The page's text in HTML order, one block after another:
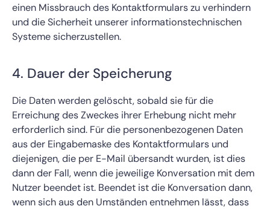
einen Missbrauch des Kontaktformulars zu verhindern
und die Sicherheit unserer informationstechnischen
Systeme sicherzustellen.
4. Dauer der Speicherung
Die Daten werden gelöscht, sobald sie für die
Erreichung des Zweckes ihrer Erhebung nicht mehr
erforderlich sind. Für die personenbezogenen Daten
aus der Eingabemaske des Kontaktformulars und
diejenigen, die per E-Mail übersandt wurden, ist dies
dann der Fall, wenn die jeweilige Konversation mit dem
Nutzer beendet ist. Beendet ist die Konversation dann,
wenn sich aus den Umständen entnehmen lässt, dass